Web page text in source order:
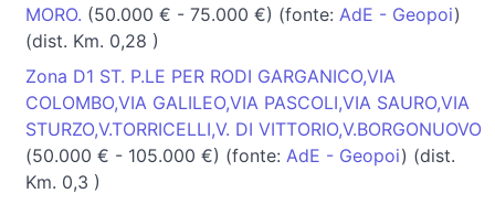
MORO. (50.000 € - 75.000 €) (fonte: AdE - Geopoi)
(dist. Km. 0,28 )
Zona D1 ST. P.LE PER RODI GARGANICO,VIA
COLOMBO,VIA GALILEO,VIA PASCOLI,VIA SAURO,VIA
STURZO,V.TORRICELLI,V. DI VITTORIO,V.BORGONUOVO
(50.000 € - 105.000 €) (fonte: AdE - Geopoi) (dist.
Km. 0,3 )